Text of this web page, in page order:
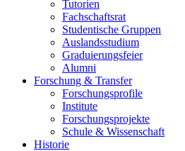
Tutorien
Fachschaftsrat
Studentische Gruppen
Auslandsstudium
Graduierungsfeier
Alumni
Forschung & Transfer
Forschungsprofile
Institute
Forschungsprojekte
Schule & Wissenschaft
Historie